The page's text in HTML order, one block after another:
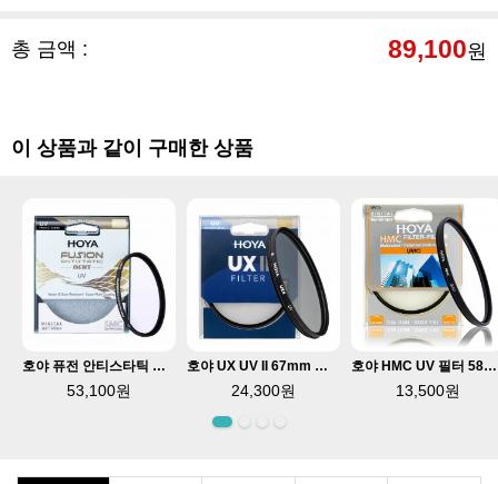
총 금액 : 89,100원
이 상품과 같이 구매한 상품
호야 퓨전 안티스타틱 NEXT UV 77mm 필터 정전기 방지
53,100원
호야 UX UV II 67mm 렌즈필터 발수 반사방지코팅
24,300원
호야 HMC UV 필터 58mm 반사방지코팅
13,500원